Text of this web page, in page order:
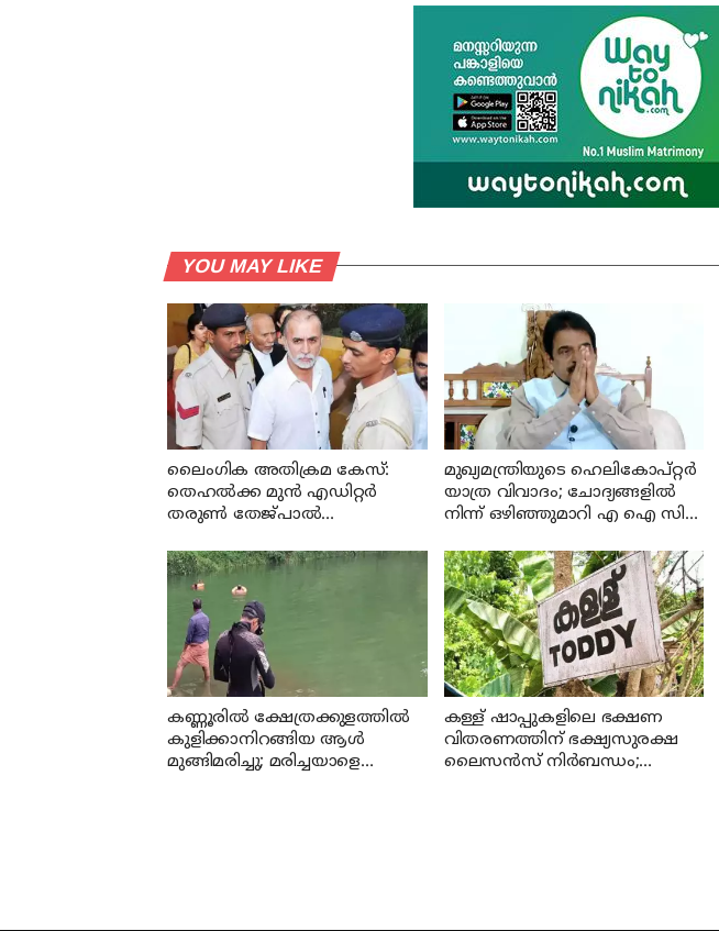
YOU MAY LIKE
ലൈംഗിക അതിക്രമ കേസ്:
തെഹൽക്ക മുൻ എഡിറ്റർ
തരുൺ തേജ്പാൽ
ഹൈക്കോടതി
മുഖ്യമന്ത്രിയുടെ ഹെലികോപ്റ്റർ
യാത്ര വിവാദം; ചോദ്യങ്ങളിൽ
നിന്ന് ഒഴിഞ്ഞുമാറി എ ഐ സി
വേണുഗോപാൽ
കണ്ണൂരില്‍ ക്ഷേത്രക്കുളത്തില്‍
കുളിക്കാനിറങ്ങിയ ആള്‍
മുങ്ങിമരിച്ചു; മരിച്ചയാളെ
കള്ള് ഷാപ്പുകളിലെ ഭക്ഷണ
വിതരണത്തിന് ഭക്ഷ്യസുരക്ഷ
ലൈസന്‍സ് നിര്‍ബന്ധം;